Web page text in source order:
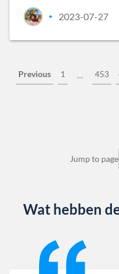
• 2023-07-27
Previous 1 … 453
Jump to page
Wat hebben